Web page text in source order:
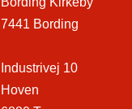
7441 Bording
Industrivej 10
Hoven